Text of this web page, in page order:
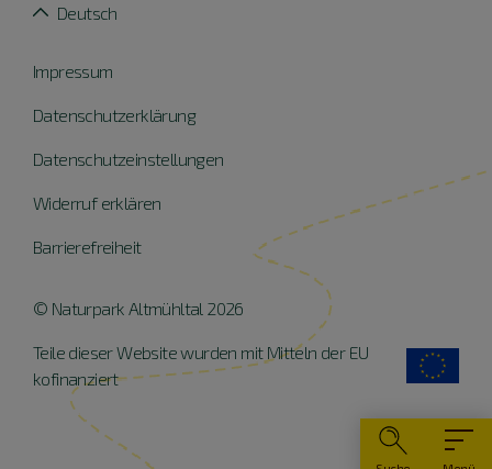
Impressum
Datenschutzerklärung
Datenschutzeinstellungen
Widerruf erklären
Barrierefreiheit
Deutsch
© Naturpark Altmühltal 2026
Teile dieser Website wurden mit Mitteln der EU
kofinanziert